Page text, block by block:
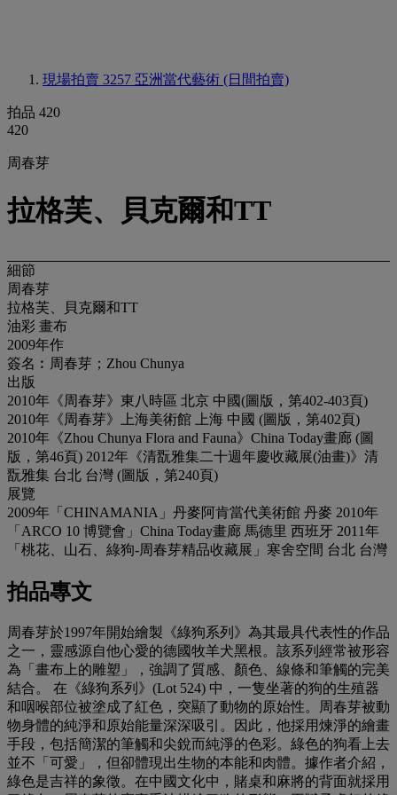
現場拍賣 3257 亞洲當代藝術 (日間拍賣)
拍品 420
420
周春芽
拉格芙、貝克爾和TT
細節
周春芽
拉格芙、貝克爾和TT
油彩 畫布
2009年作
簽名︰周春芽；Zhou Chunya
出版
2010年《周春芽》東八時區 北京 中國(圖版，第402-403頁)
2010年《周春芽》上海美術館 上海 中國 (圖版，第402頁)
2010年《Zhou Chunya Flora and Fauna》China Today畫廊 (圖
版，第46頁) 2012年《清翫雅集二十週年慶收藏展(油畫)》清
翫雅集 台北 台灣 (圖版，第240頁)
展覽
2009年「CHINAMANIA」丹麥阿肯當代美術館 丹麥 2010年
「ARCO 10 博覽會」China Today畫廊 馬德里 西班牙 2011年
「桃花、山石、綠狗-周春芽精品收藏展」寒舍空間 台北 台灣
拍品專文
周春芽於1997年開始繪製《綠狗系列》為其最具代表性的作品
之一，靈感源自他心愛的德國牧羊犬黑根。該系列經常被形容
為「畫布上的雕塑」，強調了質感、顏色、線條和筆觸的完美
結合。 在《綠狗系列》(Lot 524) 中，一隻坐著的狗的生殖器
和咽喉部位被塗成了紅色，突顯了動物的原始性。周春芽被動
物身體的純淨和原始能量深深吸引。因此，他採用煉淨的繪畫
手段，包括簡潔的筆觸和尖銳而純淨的色彩。綠色的狗看上去
並不「可愛」，但卻體現出生物的本能和肉體。據作者介紹，
綠色是吉祥的象徵。在中國文化中，賭桌和麻將的背面就採用